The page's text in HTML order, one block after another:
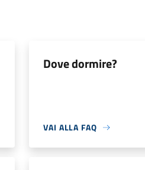
Dove dormire?
VAI ALLA FAQ